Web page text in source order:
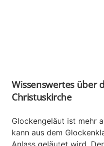
Wissenswertes über
Christuskirche
Glockengeläut ist mehr
kann aus dem